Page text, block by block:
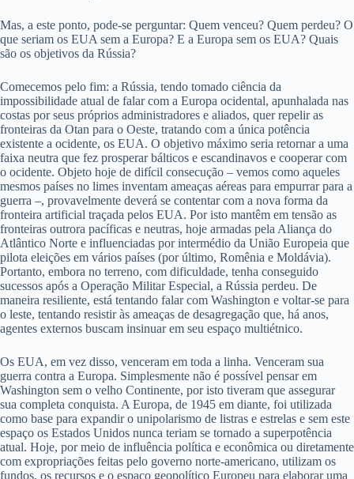
Mas, a este ponto, pode-se perguntar: Quem venceu? Quem perdeu? O
que seriam os EUA sem a Europa? E a Europa sem os EUA? Quais
são os objetivos da Rússia?
Comecemos pelo fim: a Rússia, tendo tomado ciência da
impossibilidade atual de falar com a Europa ocidental, apunhalada nas
costas por seus próprios administradores e aliados, quer repelir as
fronteiras da Otan para o Oeste, tratando com a única potência
existente a ocidente, os EUA. O objetivo máximo seria retornar a uma
faixa neutra que fez prosperar bálticos e escandinavos e cooperar com
o ocidente. Objeto hoje de difícil consecução – vemos como aqueles
mesmos países no limes inventam ameaças aéreas para empurrar para a
guerra –, provavelmente deverá se contentar com a nova forma da
fronteira artificial traçada pelos EUA. Por isto mantêm em tensão as
fronteiras outrora pacíficas e neutras, hoje armadas pela Aliança do
Atlântico Norte e influenciadas por intermédio da União Europeia que
pilota eleições em vários países (por último, Romênia e Moldávia).
Portanto, embora no terreno, com dificuldade, tenha conseguido
sucessos após a Operação Militar Especial, a Rússia perdeu. De
maneira resiliente, está tentando falar com Washington e voltar-se para
o leste, tentando resistir às ameaças de desagregação que, há anos,
agentes externos buscam insinuar em seu espaço multiétnico.
Os EUA, em vez disso, venceram em toda a linha. Venceram sua
guerra contra a Europa. Simplesmente não é possível pensar em
Washington sem o velho Continente, por isto tiveram que assegurar
sua completa conquista. A Europa, de 1945 em diante, foi utilizada
como base para expandir o unipolarismo de listras e estrelas e sem este
espaço os Estados Unidos nunca teriam se tornado a superpotência
atual. Hoje, por meio de influência política e econômica ou diretamente
com expropriações feitas pelo governo norte-americano, utilizam os
fundos, os recursos e o espaço geopolítico Europeu para elaborar uma